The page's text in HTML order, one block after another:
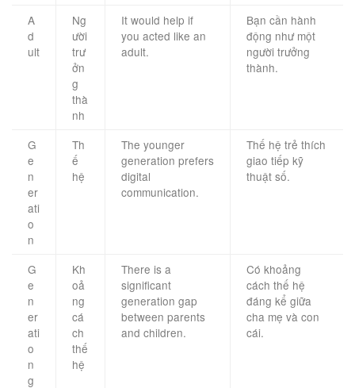
A
d
ult
Ng
ười
trư
ởn
g
thà
nh
It would help if
you acted like an
adult.
Bạn cần hành
động như một
người trưởng
thành.
G
e
n
er
ati
o
n
Th
ế
hệ
The younger
generation prefers
digital
communication.
Thế hệ trẻ thích
giao tiếp kỹ
thuật số.
G
e
n
er
ati
o
n
g
Kh
oả
ng
cá
ch
thế
hệ
There is a
significant
generation gap
between parents
and children.
Có khoảng
cách thế hệ
đáng kể giữa
cha mẹ và con
cái.